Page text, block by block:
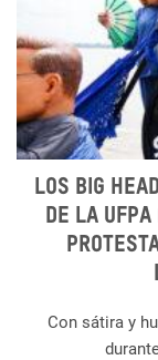
Los Big
de la
Con sátira y